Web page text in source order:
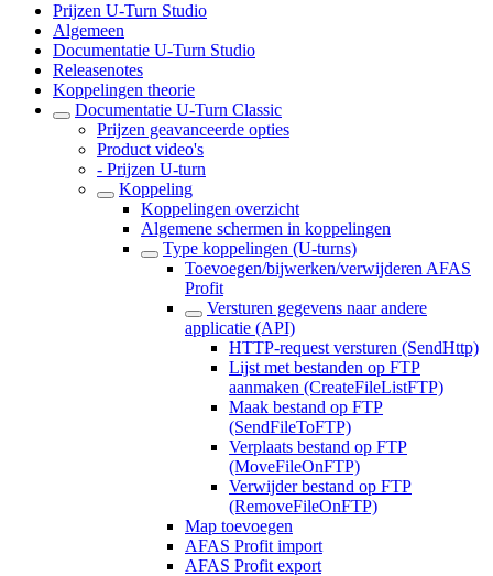
Prijzen U-Turn Studio
Algemeen
Documentatie U-Turn Studio
Releasenotes
Koppelingen theorie
Documentatie U-Turn Classic
Prijzen geavanceerde opties
Product video's
- Prijzen U-turn
Koppeling
Koppelingen overzicht
Algemene schermen in koppelingen
Type koppelingen (U-turns)
Toevoegen/bijwerken/verwijderen AFAS
Profit
Versturen gegevens naar andere
applicatie (API)
HTTP-request versturen (SendHttp)
Lijst met bestanden op FTP
aanmaken (CreateFileListFTP)
Maak bestand op FTP
(SendFileToFTP)
Verplaats bestand op FTP
(MoveFileOnFTP)
Verwijder bestand op FTP
(RemoveFileOnFTP)
Map toevoegen
AFAS Profit import
AFAS Profit export